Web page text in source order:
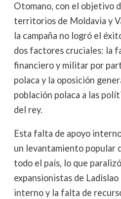
Otomano, con el objetivo
territorios de Moldavia y
la campaña no logró el
dos factores cruciales: la
financiero y militar por
polaca y la oposición
población polaca a las
del rey.
Esta falta de apoyo
un levantamiento popular
todo el país, lo que
expansionistas de
interno y la falta de